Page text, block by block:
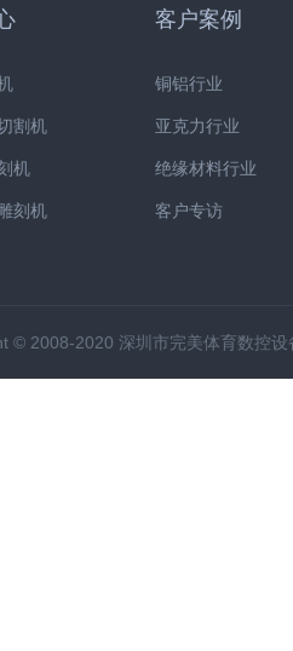
割机
机
刻机
客户案例
铜铝行业
亚克力行业
绝缘材料行业
客户专访
© 2008-2020 深圳市完美体育数控设